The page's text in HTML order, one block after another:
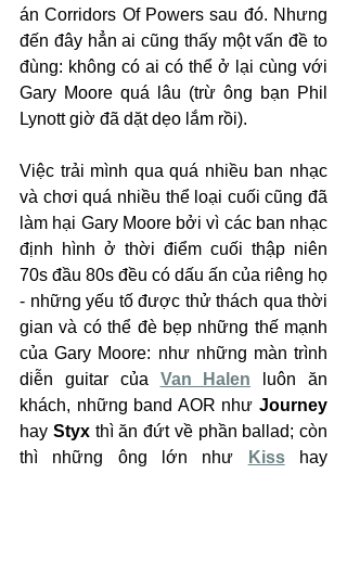
án Corridors Of Powers sau đó. Nhưng
đến đây hẳn ai cũng thấy một vấn đề to
đùng: không có ai có thể ở lại cùng với
Gary Moore quá lâu (trừ ông bạn Phil
Lynott giờ đã dặt dẹo lắm rồi).
Việc trải mình qua quá nhiều ban nhạc
và chơi quá nhiều thể loại cuối cũng đã
làm hại Gary Moore bởi vì các ban nhạc
định hình ở thời điểm cuối thập niên
70s đầu 80s đều có dấu ấn của riêng họ
- những yếu tố được thử thách qua thời
gian và có thể đè bẹp những thế mạnh
của Gary Moore: như những màn trình
diễn guitar của
Van Halen
luôn ăn
khách, những band AOR như Journey
hay Styx thì ăn đứt về phần ballad; còn
thì những ông lớn như
Kiss hay